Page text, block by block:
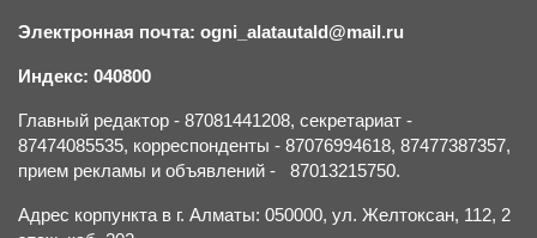
Электронная почта: ogni_alatautald@mail.ru
Индекс: 040800
Главный редактор - 87081441208, секретариат -
87474085535, корреспонденты - 87076994618, 87477387357,
прием рекламы и объявлений - 87013215750.
Адрес корпункта в г. Алматы: 050000, ул. Желтоксан, 112, 2